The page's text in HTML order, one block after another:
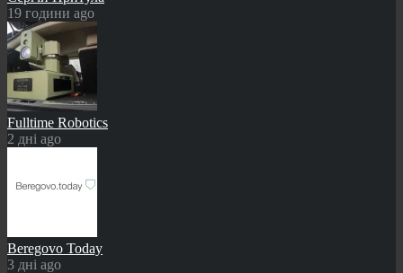
19 години ago
Fulltime Robotics
2 дні ago
Beregovo Today
3 дні ago